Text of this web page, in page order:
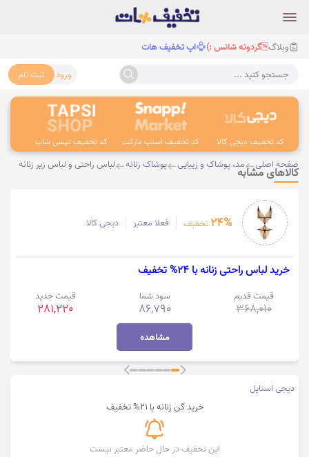
وبلاگ گردونه شانس :) اپ تخفیف هات
جستجو کنید ... ورود ثبت نام
کد تخفیف دیجی کالا کد تخفیف اسنپ مارکت کد تخفیف تپسی شاپ
صفحه اصلی مد، پوشاک و زیبایی پوشاک زنانه لباس راحتی و لباس زیر زنانه
کالاهای مشابه
24% تخفیف فعلا معتبر دیجی کالا
خرید لباس راحتی زنانه با 24% تخفیف
قیمت قدیم
368,010
سود شما
86,790
قیمت جدید
281,220
مشاهده
دیجی استایل
خرید گن زنانه با 21% تخفیف
این تخفیف در حال حاضر معتبر نیست